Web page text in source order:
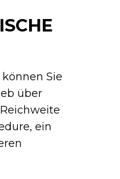
Sie
über
ein